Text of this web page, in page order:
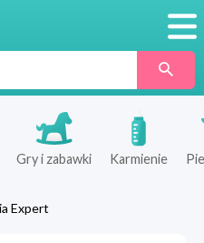
Gry i zabawki Karmienie
Expert